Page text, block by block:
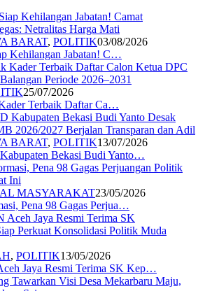
BARAT, POLITIK03/08/2026
Kehilangan Jabatan! C…
25/07/2026
Terbaik Daftar Ca…
BARAT, POLITIK13/07/2026
Bekasi Budi Yanto…
MASYARAKAT23/05/2026
Pena 98 Gagas Perjua…
, POLITIK13/05/2026
Jaya Resmi Terima SK Kep…